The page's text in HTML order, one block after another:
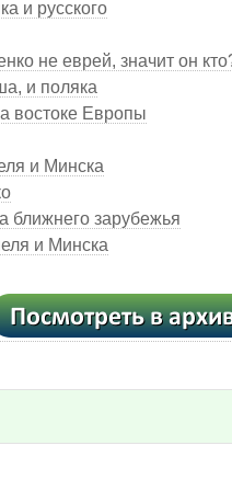
и русского
не еврей, значит он
и поляка
востоке Европы
и Минска
ближнего зарубежья
и Минска